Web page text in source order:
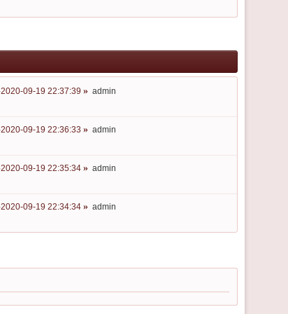
2020-09-19 22:37:39 admin
2020-09-19 22:36:33 admin
2020-09-19 22:35:34 admin
2020-09-19 22:34:34 admin